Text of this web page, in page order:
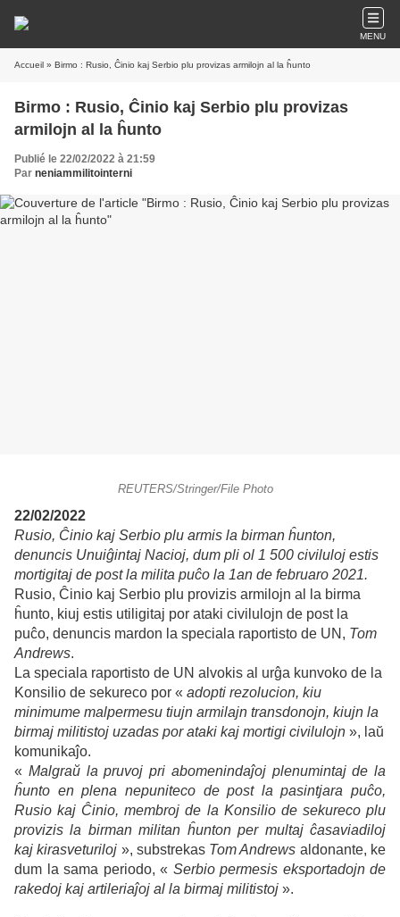
MENU
Accueil » Birmo : Rusio, Ĉinio kaj Serbio plu provizas armilojn al la ĥunto
Birmo : Rusio, Ĉinio kaj Serbio plu provizas
armilojn al la ĥunto
Publié le 22/02/2022 à 21:59
Par neniammilitointerni
REUTERS/Stringer/File Photo
22/02/2022
Rusio, Ĉinio kaj Serbio plu armis la birman ĥunton,
denuncis Unuiĝintaj Nacioj, dum pli ol 1 500 civiluloj estis
mortigitaj de post la milita puĉo la 1an de februaro 2021.
Rusio, Ĉinio kaj Serbio plu provizis armilojn al la birma
ĥunto, kiuj estis utiligitaj por ataki civilulojn de post la
puĉo, denuncis mardon la speciala raportisto de UN, Tom
Andrews.
La speciala raportisto de UN alvokis al urĝa kunvoko de la
Konsilio de sekureco por « adopti rezolucion, kiu
minimume malpermesu tiujn armilajn transdonojn, kiujn la
birmaj militistoj uzadas por ataki kaj mortigi civilulojn », laŭ
komunikaĵo.
« Malgraŭ la pruvoj pri abomenindaĵoj plenumintaj de la
ĥunto en plena nepuniteco de post la pasintjara puĉo,
Rusio kaj Ĉinio, membroj de la Konsilio de sekureco plu
provizis la birman militan ĥunton per multaj ĉasaviadiloj
kaj kirasveturiloj », substrekas Tom Andrews aldonante, ke
dum la sama periodo, « Serbio permesis eksportadojn de
rakedoj kaj artileriaĵoj al la birmaj militistoj ».